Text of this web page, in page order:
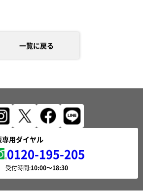
一覧に戻る
専用ダイヤル
0120-195-205
受付時間: